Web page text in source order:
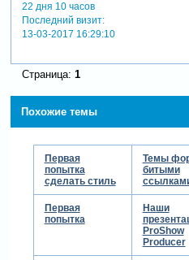
22 дня 10 часов
Последний визит:
13-03-2017 16:29:10
Страница: 1
Похожие темы
Первая
попытка
сделать стиль
Темы
битыми
Первая
попытка
Наши
ProShow
Producer